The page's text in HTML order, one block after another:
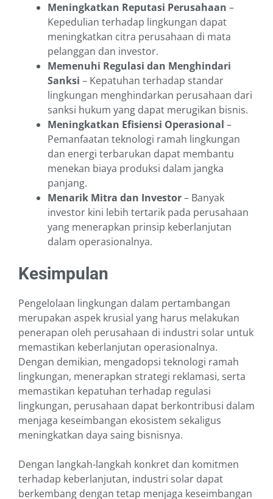
Meningkatkan Reputasi Perusahaan –
Kepedulian terhadap lingkungan dapat
meningkatkan citra perusahaan di mata
pelanggan dan investor.
Memenuhi Regulasi dan Menghindari
Sanksi – Kepatuhan terhadap standar
lingkungan menghindarkan perusahaan dari
sanksi hukum yang dapat merugikan bisnis.
Meningkatkan Efisiensi Operasional –
Pemanfaatan teknologi ramah lingkungan
dan energi terbarukan dapat membantu
menekan biaya produksi dalam jangka
panjang.
Menarik Mitra dan Investor– Banyak
investor kini lebih tertarik pada perusahaan
yang menerapkan prinsip keberlanjutan
dalam operasionalnya.
Kesimpulan
Pengelolaan lingkungan dalam pertambangan
merupakan aspek krusial yang harus melakukan
penerapan oleh perusahaan di industri solar untuk
memastikan keberlanjutan operasionalnya.
Dengan demikian, mengadopsi teknologi ramah
lingkungan, menerapkan strategi reklamasi, serta
memastikan kepatuhan terhadap regulasi
lingkungan, perusahaan dapat berkontribusi dalam
menjaga keseimbangan ekosistem sekaligus
meningkatkan daya saing bisnisnya.
Dengan langkah-langkah konkret dan komitmen
terhadap keberlanjutan, industri solar dapat
berkembang dengan tetap menjaga keseimbangan